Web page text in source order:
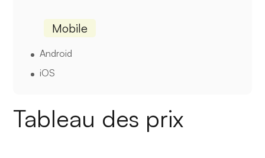
Mobile
Android
iOS
Tableau des prix